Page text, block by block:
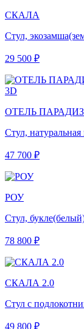
СКАЛА
Стул,
29 500 ₽
3D
ОТЕЛЬ
Стул,
47 700 ₽
РОУ
Стул,
78 800 ₽
СКАЛА 2.0
Стул с
49 800 ₽